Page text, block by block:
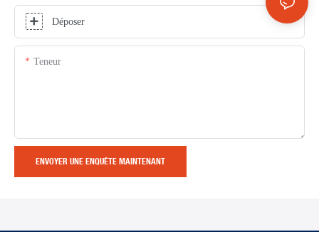
Déposer
Teneur
ENVOYER UNE ENQUÊTE MAINTENANT